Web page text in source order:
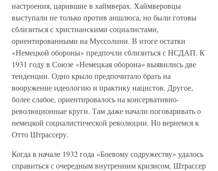
настроения, царившие в хаймверах. Хаймверовцы
выступали не только против аншлюса, но были готовы
сблизиться с христианскими социалистами,
ориентированными на Муссолини. В итоге остатки
«Немецкой обороны» предпочли сблизиться с НСДАП. К
1931 году в Союзе «Немецкая оборона» выявились две
тенденции. Одно крыло предпочитало брать на
вооружение идеологию и практику нацистов. Другое,
более слабое, ориентировалось на консервативно-
революционные круги. Там даже начали поговаривать о
немецкой социалистической революции. Но вернемся к
Отто Штрассеру.
Когда в начале 1932 года «Боевому содружеству» удалось
справиться с очередным внутренним кризисом, Штрассер